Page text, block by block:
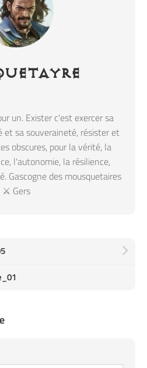
un. Exister c'est exercer sa
sa souveraineté, résister et
obscures, pour la vérité, la
l'autonomie, la résilience,
Gascogne des mousquetaires
⚔️ Gers